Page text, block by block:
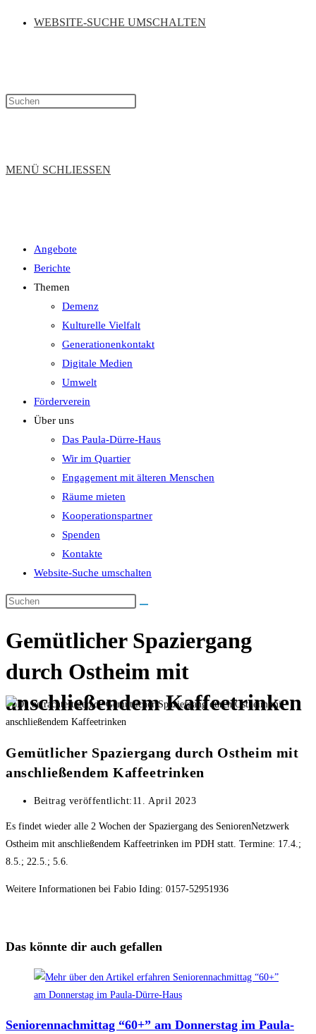
WEBSITE-SUCHE UMSCHALTEN
MENÜ SCHLIESSEN
Angebote
Berichte
Themen
Demenz
Kulturelle Vielfalt
Generationenkontakt
Digitale Medien
Umwelt
Förderverein
Über uns
Das Paula-Dürre-Haus
Wir im Quartier
Engagement mit älteren Menschen
Räume mieten
Kooperationspartner
Spenden
Kontakte
Website-Suche umschalten
Gemütlicher Spaziergang
durch Ostheim mit
anschließendem Kaffeetrinken
Gemütlicher Spaziergang durch Ostheim mit
anschließendem Kaffeetrinken
Beitrag veröffentlicht: 11. April 2023
Es findet wieder alle 2 Wochen der Spaziergang des SeniorenNetzwerk
Ostheim mit anschließendem Kaffeetrinken im PDH statt. Termine: 17.4.;
8.5.; 22.5.; 5.6.
Weitere Informationen bei Fabio Iding: 0157-52951936
Das könnte dir auch gefallen
Seniorennachmittag “60+” am Donnerstag im Paula-